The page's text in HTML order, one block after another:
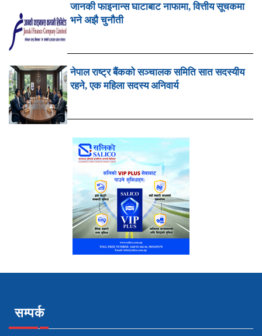
जानकी फाइनान्स घाटाबाट नाफामा, वित्तीय सूचकमा
भने अझै चुनौती
नेपाल राष्ट्र बैंकको सञ्चालक समिति सात सदस्यीय
रहने, एक महिला सदस्य अनिवार्य
सम्पर्क